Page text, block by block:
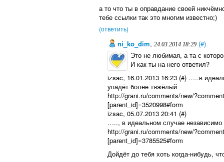
а то что ты в оправдание своей
тебе ссылки так это многим известно;)
(ответить)
ni_ko_dim,24.03.2014 18:29 (#)
Это не любимая, а та с
И как ты на него ответил?
izsac, 16.01.2013 16:23 (#) …..в
упадёт более тяжёлый
http://grani.ru/comments/new/
[parent_id]=3520998#form
izsac, 05.07.2013 20:41 (#)
….., в идеальном случае
http://grani.ru/comments/new/
[parent_id]=3785525#form
Дойдёт до тебя хоть когда-